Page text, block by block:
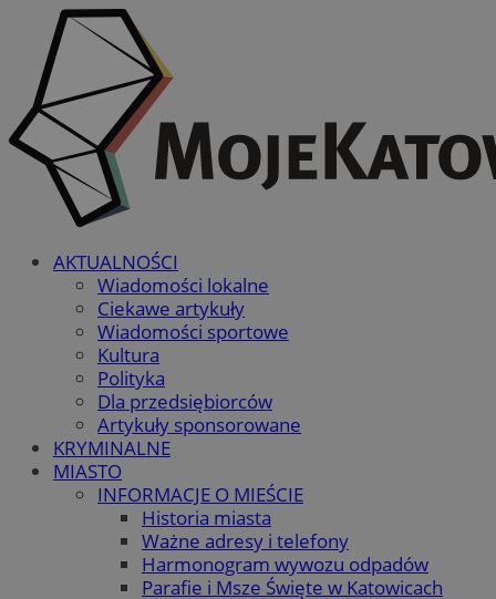
AKTUALNOŚCI
Wiadomości lokalne
Ciekawe artykuły
Wiadomości sportowe
Kultura
Polityka
Dla przedsiębiorców
Artykuły sponsorowane
KRYMINALNE
MIASTO
INFORMACJE O MIEŚCIE
Historia miasta
Ważne adresy i telefony
Harmonogram wywozu odpadów
Parafie i Msze Święte w Katowicach